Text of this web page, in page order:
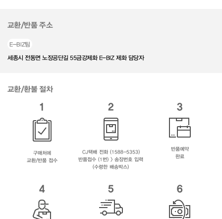
교환/반품 주소
E-BIZ팀
세종시 전동면 노장공단길 55금강제화 E-BIZ 제화 담당자
교환/환불 절차
1
구매처에
교환/반품 접수
2
CJ택배 전화 (1588-5353)
반품접수 (1번) > 송장번호 입력
(수령한 배송박스)
3
반품예약
완료
4 5 6